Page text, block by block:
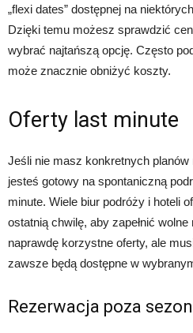
„flexi dates” dostępnej na
Dzięki temu możesz sprawdzić
wybrać najtańszą opcję. Często
może znacznie obniżyć koszty.
Oferty last minute
Jeśli nie masz konkretnych
jesteś gotowy na spontaniczną
minute. Wiele biur podróży i hoteli
ostatnią chwilę, aby zapełnić
naprawdę korzystne oferty, ale
zawsze będą dostępne w
Rezerwacja poza